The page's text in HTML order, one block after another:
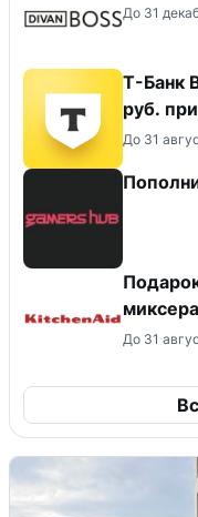
До 31
Т-Банк
руб.
До 31
миксера
До 31